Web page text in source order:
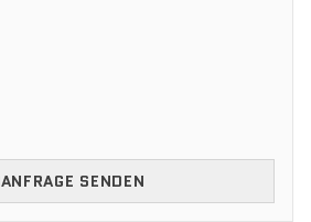
ANFRAGE SENDEN